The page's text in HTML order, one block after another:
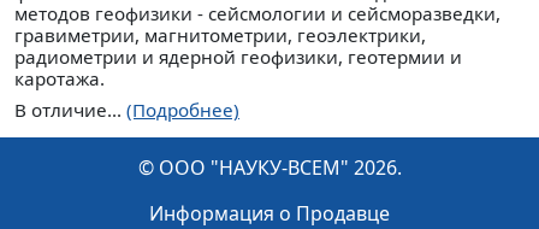
методов геофизики - сейсмологии и сейсморазведки,
гравиметрии, магнитометрии, геоэлектрики,
радиометрии и ядерной геофизики, геотермии и
каротажа.
В отличие... (Подробнее)
© ООО "НАУКУ-ВСЕМ" 2026.
Информация о Продавце